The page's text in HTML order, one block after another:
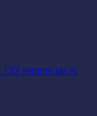
sentencias A